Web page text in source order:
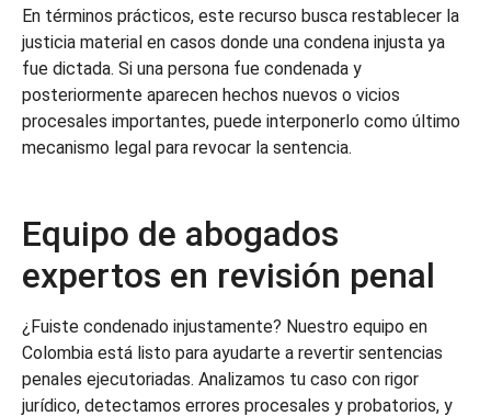
En términos prácticos, este recurso busca restablecer la
justicia material en casos donde una condena injusta ya
fue dictada. Si una persona fue condenada y
posteriormente aparecen hechos nuevos o vicios
procesales importantes, puede interponerlo como último
mecanismo legal para revocar la sentencia.
Equipo de abogados
expertos en revisión penal
¿Fuiste condenado injustamente? Nuestro equipo en
Colombia está listo para ayudarte a revertir sentencias
penales ejecutoriadas. Analizamos tu caso con rigor
jurídico, detectamos errores procesales y probatorios, y